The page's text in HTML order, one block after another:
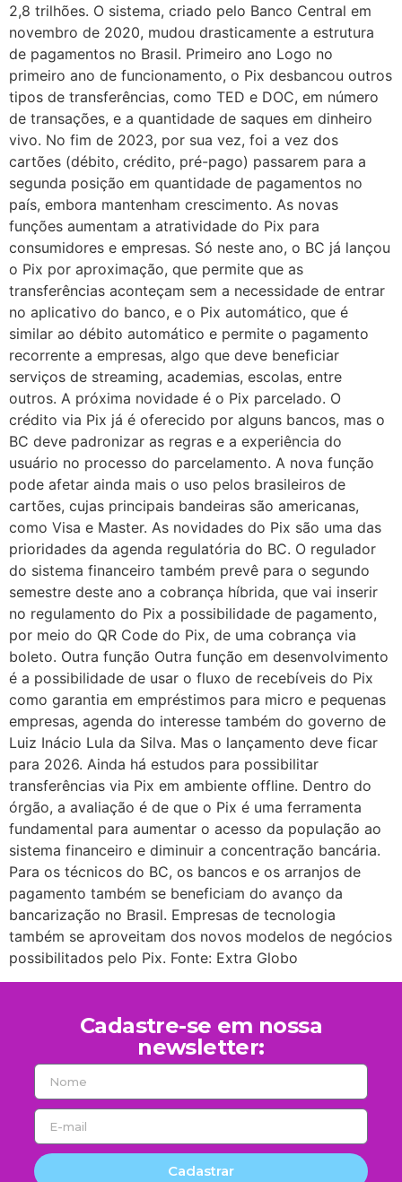
2,8 trilhões. O sistema, criado pelo Banco Central em
novembro de 2020, mudou drasticamente a estrutura
de pagamentos no Brasil. Primeiro ano Logo no
primeiro ano de funcionamento, o Pix desbancou outros
tipos de transferências, como TED e DOC, em número
de transações, e a quantidade de saques em dinheiro
vivo. No fim de 2023, por sua vez, foi a vez dos
cartões (débito, crédito, pré-pago) passarem para a
segunda posição em quantidade de pagamentos no
país, embora mantenham crescimento. As novas
funções aumentam a atratividade do Pix para
consumidores e empresas. Só neste ano, o BC já lançou
o Pix por aproximação, que permite que as
transferências aconteçam sem a necessidade de entrar
no aplicativo do banco, e o Pix automático, que é
similar ao débito automático e permite o pagamento
recorrente a empresas, algo que deve beneficiar
serviços de streaming, academias, escolas, entre
outros. A próxima novidade é o Pix parcelado. O
crédito via Pix já é oferecido por alguns bancos, mas o
BC deve padronizar as regras e a experiência do
usuário no processo do parcelamento. A nova função
pode afetar ainda mais o uso pelos brasileiros de
cartões, cujas principais bandeiras são americanas,
como Visa e Master. As novidades do Pix são uma das
prioridades da agenda regulatória do BC. O regulador
do sistema financeiro também prevê para o segundo
semestre deste ano a cobrança híbrida, que vai inserir
no regulamento do Pix a possibilidade de pagamento,
por meio do QR Code do Pix, de uma cobrança via
boleto. Outra função Outra função em desenvolvimento
é a possibilidade de usar o fluxo de recebíveis do Pix
como garantia em empréstimos para micro e pequenas
empresas, agenda do interesse também do governo de
Luiz Inácio Lula da Silva. Mas o lançamento deve ficar
para 2026. Ainda há estudos para possibilitar
transferências via Pix em ambiente offline. Dentro do
órgão, a avaliação é de que o Pix é uma ferramenta
fundamental para aumentar o acesso da população ao
sistema financeiro e diminuir a concentração bancária.
Para os técnicos do BC, os bancos e os arranjos de
pagamento também se beneficiam do avanço da
bancarização no Brasil. Empresas de tecnologia
também se aproveitam dos novos modelos de negócios
possibilitados pelo Pix. Fonte: Extra Globo
Cadastre-se em nossa
newsletter:
Cadastrar